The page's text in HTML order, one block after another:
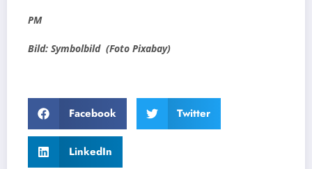
PM
Bild: Symbolbild (Foto Pixabay)
Facebook Twitter
LinkedIn